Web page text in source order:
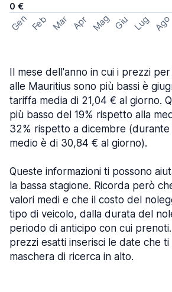
0 €
Gen Feb Mar Apr Mag Giu Lug Ago
Il mese dell'anno in cui i prezzi
alle Mauritius sono più bassi è
tariffa media di 21,04 € al giorno.
più basso del 19% rispetto alla
32% rispetto a dicembre (durante
medio è di 30,84 € al giorno).
Queste informazioni ti possono
la bassa stagione. Ricorda però
valori medi e che il costo del
tipo di veicolo, dalla durata del
periodo di anticipo con cui
prezzi esatti inserisci le date che
maschera di ricerca in alto.